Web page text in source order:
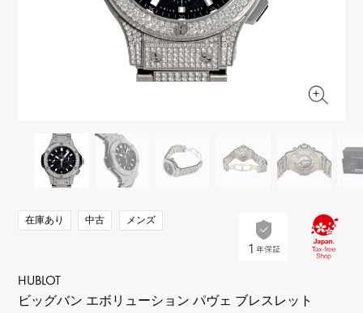
AUDEMARS PIGUET
オーデマ・ピゲ
JAEGER LE COULTRE
ジャガー・ルクルト
Cartier
カルティエ
ZENITH
ゼニス タグホイヤー
DUNAMIS
デュナミス
TABLE CLOCK
VINTAGE WATCH
ヴィンテージウォッチ
ANGLER
アングラー
ETERNITY
エタニティ
YUKIZAKI BACHIKAN
ゆきざき バチカン
オリジナルジュエリー一覧へ
在庫あり 中古 メンズ
HUBLOT
ビッグバン エボリューション パヴェ ブレスレット